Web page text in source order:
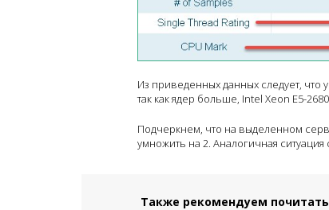
Из приведенных данных следует, что
так как ядер больше, Intel Xeon E5-
Подчеркнем, что на выделенном
умножить на 2. Аналогичная
Также рекомендуем